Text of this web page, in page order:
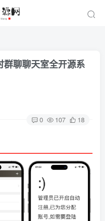
群聊聊天室全开源系
0 107 18